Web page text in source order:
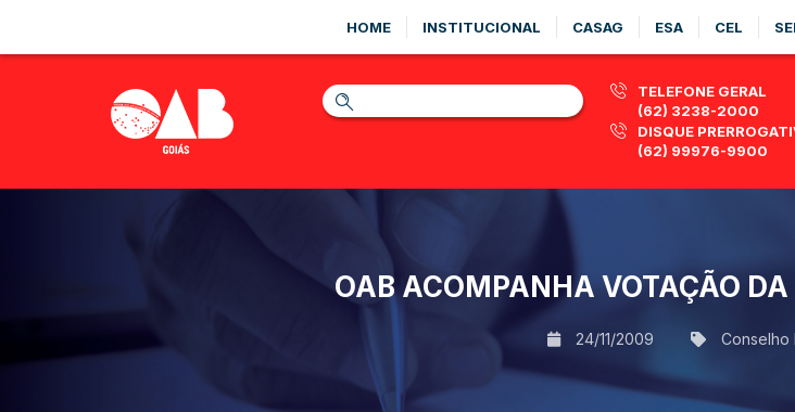
HOME INSTITUCIONAL CASAG ESA CEL
TELEFONE GERAL
(62) 3238-2000
DISQUE
(62) 99976-9900
OAB ACOMPANHA VOTAÇÃO DA
24/11/2009 Conselho